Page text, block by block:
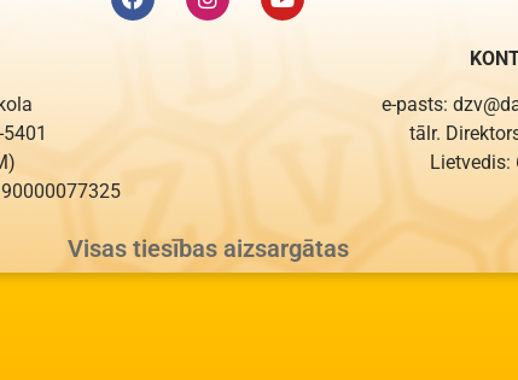
e-pasts:
tālr.
Lietvedis:
Visas tiesības aizsargātas